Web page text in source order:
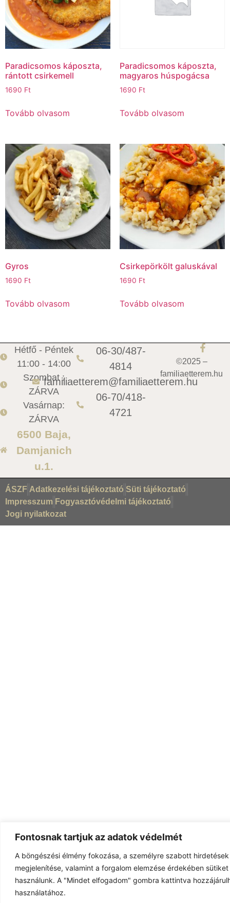
Fontosnak tartjuk az adatok védelmét
A böngészési élmény fokozása, a személyre szabott
megjelenítése, valamint a forgalom elemzése érdekében
használunk. A "Mindet elfogadom" gombra kattintva
használatához.
Paradicsomos káposzta,
rántott csirkemell
1690 Ft
Tovább olvasom
Paradicsomos káposzta,
magyaros húspogácsa
1690 Ft
Tovább olvasom
Gyros
1690 Ft
Tovább olvasom
Csirkepörkölt galuskával
1690 Ft
Tovább olvasom
Hétfő - Péntek
11:00 - 14:00
Szombat :
ZÁRVA
Vasárnap:
ZÁRVA
6500 Baja,
Damjanich
u.1.
06-30/487-
4814
familiaetterem@familiaetterem.hu
06-70/418-
4721
©2025 –
familiaetterem.hu
ÁSZF Adatkezelési tájékoztató Süti tájékoztató
Impresszum Fogyasztóvédelmi tájékoztató
Jogi nyilatkozat